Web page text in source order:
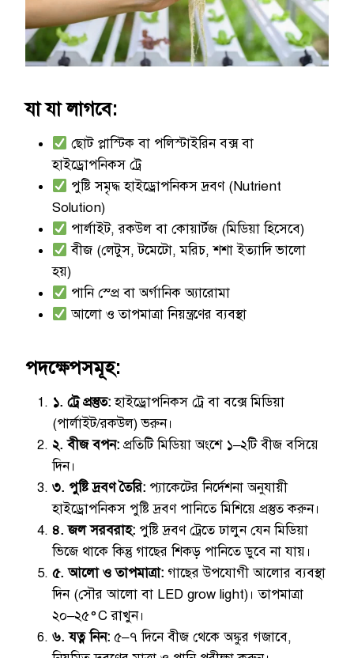
যা যা লাগবে:
ছোট প্লাস্টিক বা পলিস্টাইরিন বক্স বা
হাইড্রোপনিকস ট্রে
পুষ্টি সমৃদ্ধ হাইড্রোপনিকস দ্রবণ (Nutrient
Solution)
পার্লাইট, রকউল বা কোয়ার্টজ (মিডিয়া হিসেবে)
বীজ (লেটুস, টমেটো, মরিচ, শশা ইত্যাদি ভালো
হয়)
পানি স্প্রে বা অর্গানিক অ্যারোমা
আলো ও তাপমাত্রা নিয়ন্ত্রণের ব্যবস্থা
পদক্ষেপসমূহ:
১. ট্রে প্রস্তুত:হাইড্রোপনিকস ট্রে বা বক্সে মিডিয়া
(পার্লাইট/রকউল) ভরুন।
২. বীজ বপন: প্রতিটি মিডিয়া অংশে ১–২টি বীজ বসিয়ে
দিন।
৩. পুষ্টি দ্রবণ তৈরি: প্যাকেটের নির্দেশনা অনুযায়ী
হাইড্রোপনিকস পুষ্টি দ্রবণ পানিতে মিশিয়ে প্রস্তুত করুন।
৪. জল সরবরাহ: পুষ্টি দ্রবণ ট্রেতে ঢালুন যেন মিডিয়া
ভিজে থাকে কিন্তু গাছের শিকড় পানিতে ডুবে না যায়।
৫. আলো ও তাপমাত্রা: গাছের উপযোগী আলোর ব্যবস্থা
দিন (সৌর আলো বা LED grow light)। তাপমাত্রা
২০–২৫°C রাখুন।
৬. যত্ন নিন: ৫–৭ দিনে বীজ থেকে অঙ্কুর গজাবে,